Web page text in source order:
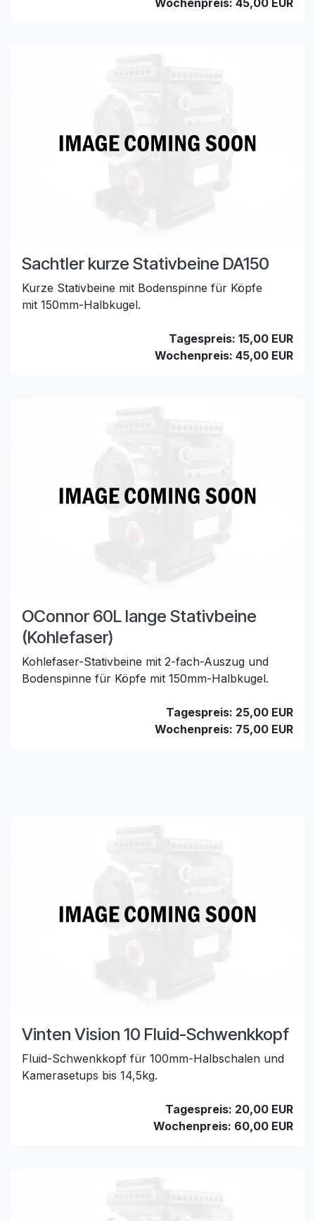
Wochenpreis: 45,00 EUR
Sachtler kurze Stativbeine DA150
Kurze Stativbeine mit Bodenspinne für Köpfe
mit 150mm-Halbkugel.
Tagespreis: 15,00 EUR
Wochenpreis: 45,00 EUR
OConnor 60L lange Stativbeine
(Kohlefaser)
Kohlefaser-Stativbeine mit 2-fach-Auszug und
Bodenspinne für Köpfe mit 150mm-Halbkugel.
Tagespreis: 25,00 EUR
Wochenpreis: 75,00 EUR
Vinten Vision 10 Fluid-Schwenkkopf
Fluid-Schwenkkopf für 100mm-Halbschalen und
Kamerasetups bis 14,5kg.
Tagespreis: 20,00 EUR
Wochenpreis: 60,00 EUR